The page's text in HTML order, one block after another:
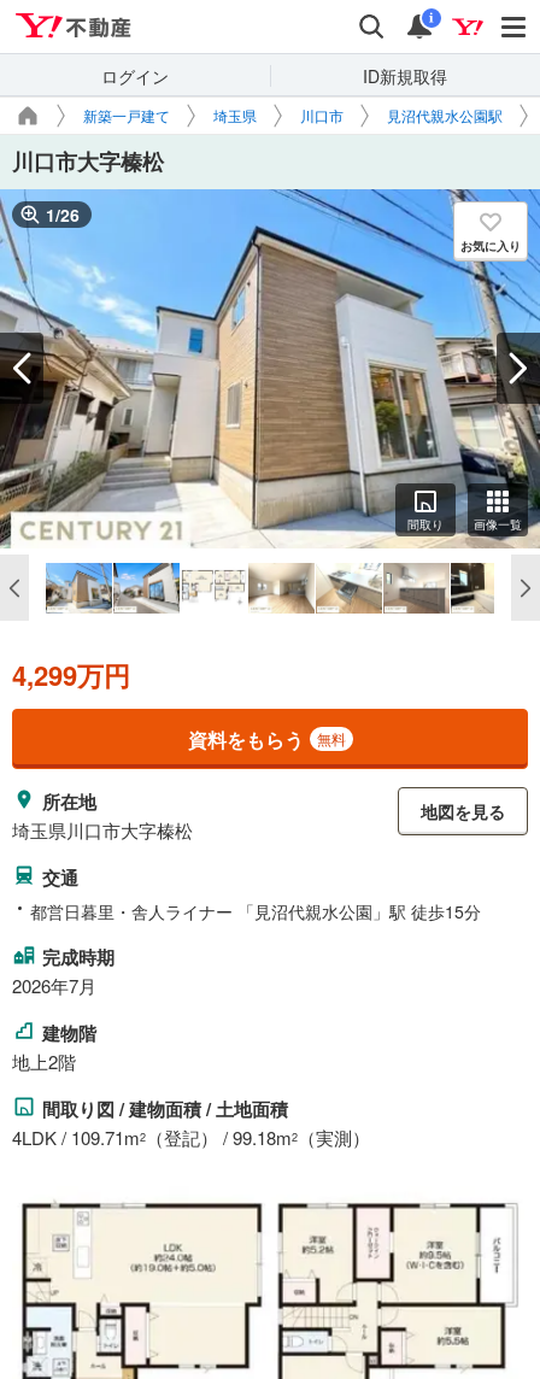
検索 通知
i
ログイン ID新規取得
新築一戸建て 埼玉県 川口市 見沼代親水公園駅
川口市大字榛松
1/26
お気に入り
間取り 画像一覧
4,299万円
資料をもらう 無料
所在地
埼玉県川口市大字榛松
地図を見る
交通
都営日暮里・舎人ライナー 「見沼代親水公園」駅 徒歩15分
完成時期
2026年7月
建物階
地上2階
間取り図 / 建物面積 / 土地面積
4LDK / 109.71m2 （登記） / 99.18m2 （実測）